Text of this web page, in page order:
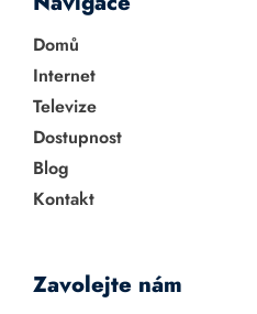
Domů
Internet
Televize
Dostupnost
Blog
Kontakt
Zavolejte nám